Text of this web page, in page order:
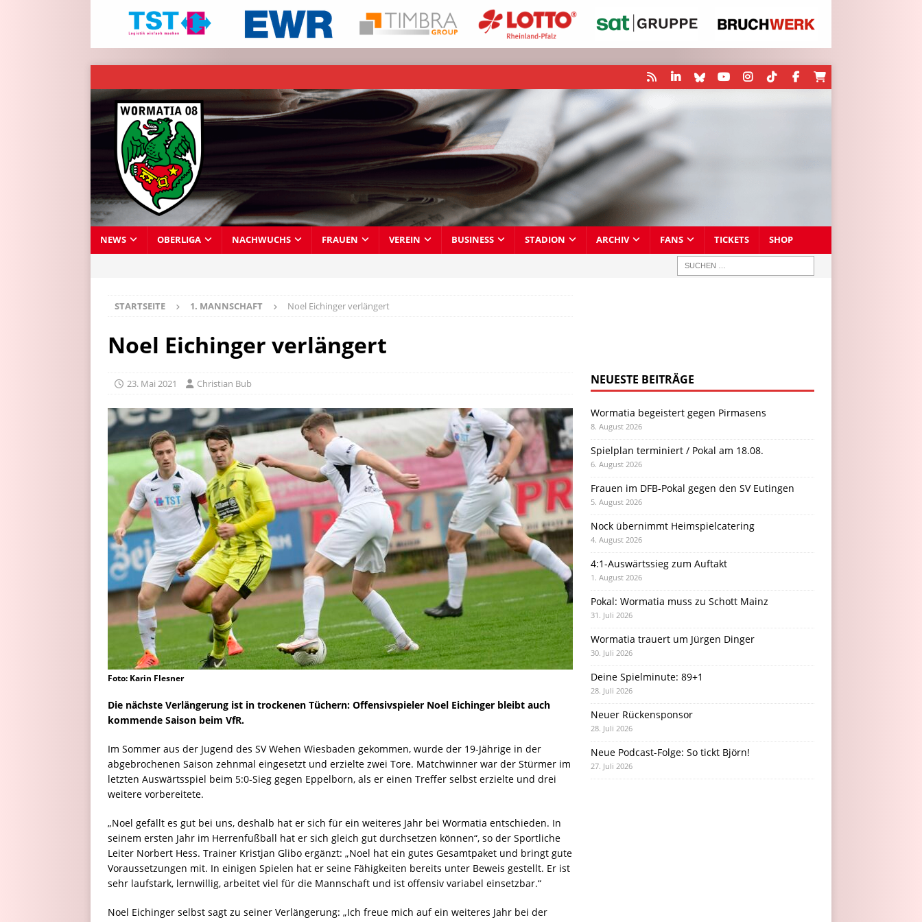
NEWS OBERLIGA NACHWUCHS FRAUEN VEREIN BUSINESS STADION ARCHIV FANS TICKETS SHOP
STARTSEITE 1. MANNSCHAFT Noel Eichinger verlängert
Noel Eichinger verlängert
23. Mai 2021 Christian Bub
Foto: Karin Flesner
Die nächste Verlängerung ist in trockenen Tüchern: Offensivspieler Noel Eichinger bleibt auch
kommende Saison beim VfR.
Im Sommer aus der Jugend des SV Wehen Wiesbaden gekommen, wurde der 19-Jährige in der
abgebrochenen Saison zehnmal eingesetzt und erzielte zwei Tore. Matchwinner war der Stürmer im
letzten Auswärtsspiel beim 5:0-Sieg gegen Eppelborn, als er einen Treffer selbst erzielte und drei
weitere vorbereitete.
„Noel gefällt es gut bei uns, deshalb hat er sich für ein weiteres Jahr bei Wormatia entschieden. In
seinem ersten Jahr im Herrenfußball hat er sich gleich gut durchsetzen können“, so der Sportliche
Leiter Norbert Hess. Trainer Kristjan Glibo ergänzt: „Noel hat ein gutes Gesamtpaket und bringt gute
Voraussetzungen mit. In einigen Spielen hat er seine Fähigkeiten bereits unter Beweis gestellt. Er ist
sehr laufstark, lernwillig, arbeitet viel für die Mannschaft und ist offensiv variabel einsetzbar.“
Noel Eichinger selbst sagt zu seiner Verlängerung: „Ich freue mich auf ein weiteres Jahr bei der
NEUESTE BEITRÄGE
Wormatia begeistert gegen Pirmasens
8. August 2026
Spielplan terminiert / Pokal am 18.08.
6. August 2026
Frauen im DFB-Pokal gegen den SV Eutingen
5. August 2026
Nock übernimmt Heimspielcatering
4. August 2026
4:1-Auswärtssieg zum Auftakt
1. August 2026
Pokal: Wormatia muss zu Schott Mainz
31. Juli 2026
Wormatia trauert um Jürgen Dinger
30. Juli 2026
Deine Spielminute: 89+1
28. Juli 2026
Neuer Rückensponsor
28. Juli 2026
Neue Podcast-Folge: So tickt Björn!
27. Juli 2026